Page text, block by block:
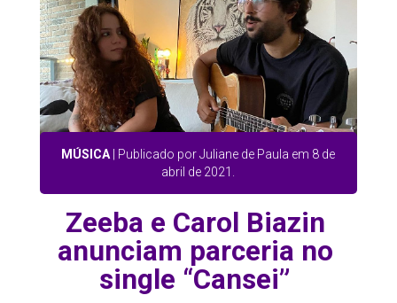
MÚSICA | Publicado por Juliane de Paula em 8 de
abril de 2021.
Zeeba e Carol Biazin
anunciam parceria no
single “Cansei”